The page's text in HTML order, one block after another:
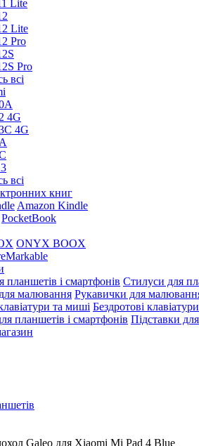
Lite
Lite
Pro
Pro
всі
4G
4G
всі
книг
Amazon Kindle
PocketBook
ONYX BOOX
Стилуси для
Рукавички для
Бездротові
Підставки
Galeo для Xiaomi Mi Pad 4 Blue